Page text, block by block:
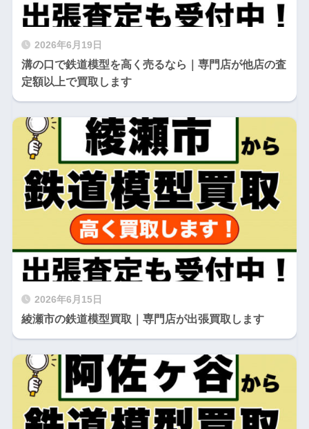
2026年6月19日
溝の口で鉄道模型を高く売るなら｜専門店が他店の査
定額以上で買取します
2026年6月15日
綾瀬市の鉄道模型買取｜専門店が出張買取します